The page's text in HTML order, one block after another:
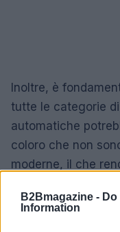
B2Bmagazine -
Information
Inoltre, è
tutte le categorie
automatiche
coloro che non
moderne, il che
acquisto